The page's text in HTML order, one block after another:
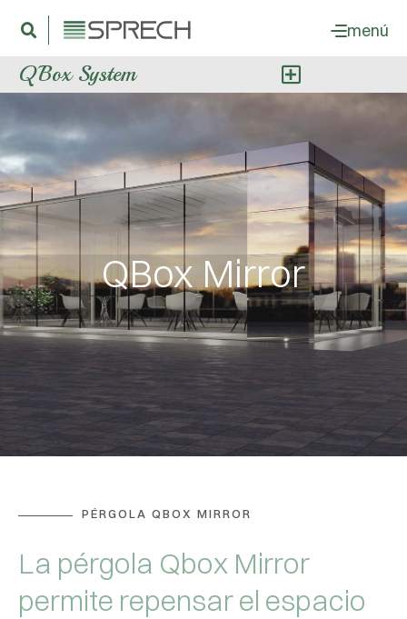
menú
QBox System
QBox Mirror
PÉRGOLA QBOX MIRROR
La pérgola Qbox Mirror
permite repensar el espacio